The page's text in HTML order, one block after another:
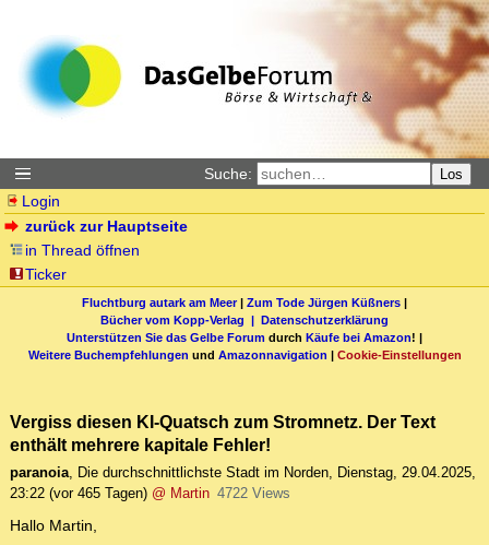
Suche: Los
Login
zurück zur Hauptseite
in Thread öffnen
Ticker
Fluchtburg autark am Meer| Zum Tode Jürgen Küßners |
Bücher vom Kopp-Verlag | Datenschutzerklärung
Unterstützen Sie das Gelbe Forum durch Käufe bei Amazon! |
Weitere Buchempfehlungen und Amazonnavigation | Cookie-Einstellungen
Vergiss diesen KI-Quatsch zum Stromnetz. Der Text
enthält mehrere kapitale Fehler!
paranoia, Die durchschnittlichste Stadt im Norden, Dienstag, 29.04.2025,
23:22 (vor 465 Tagen) @ Martin 4722 Views
Hallo Martin,